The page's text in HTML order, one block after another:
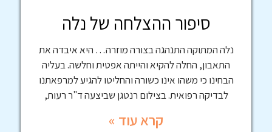
סיפור ההצלחה של נלה
נלה המתוקה התנהגה בצורה מוזרה… היא איבדה את
התאבון, החלה להקיא והייתה אפטית וחלשה. בעליה
הבחינו כי משהו אינו כשורה והחליטו להגיע למרפאתנו
לבדיקה רפואית. בצילום רנטגן שביצעה ד"ר רעות,
קרא עוד »